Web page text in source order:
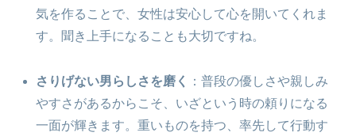
気を作ることで、女性は安心して心を開いてくれま
す。聞き上手になることも大切ですね。
さりげない男らしさを磨く
：普段の優しさや親しみ
やすさがあるからこそ、いざという時の頼りになる
一面が輝きます。重いものを持つ、率先して行動す